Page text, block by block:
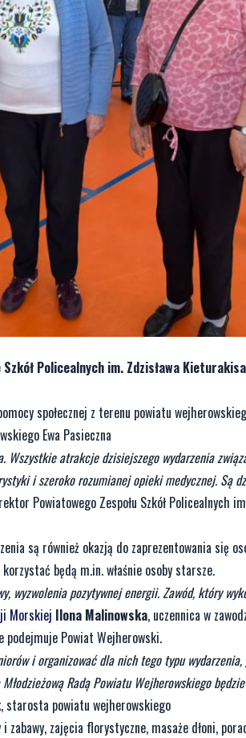
Policealnych im. Zdzisława
społecznej z terenu powiatu
Ewa Pasieczna
Wszystkie atrakcje dzisiejszego wydarzenia
i szeroko rozumianej opieki medycznej. Są
Powiatowego Zespołu Szkół Policealnych
są również okazją do zaprezentowania się
będą m.in. właśnie osoby starsze.
wyzwolenia pozytywnej energii. Zawód, który
Morskiej Ilona Malinowska, uczennica w
podejmuje Powiat Wejherowski.
i organizować dla nich tego typu
Radą Powiatu Wejherowskiego
, starosta powiatu wejherowskiego
zabawy, zajęcia florystyczne, masaże dłoni,